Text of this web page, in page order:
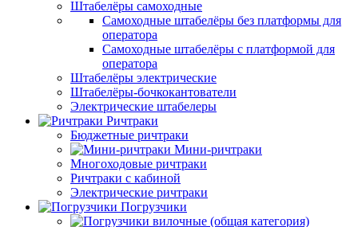
Штабелёры самоходные
Самоходные штабелёры без платформы для
оператора
Самоходные штабелёры с платформой для
оператора
Штабелёры электрические
Штабелёры-бочкокантователи
Электрические штабелеры
Ричтраки
Бюджетные ричтраки
Мини-ричтраки
Многоходовые ричтраки
Ричтраки с кабиной
Электрические ричтраки
Погрузчики